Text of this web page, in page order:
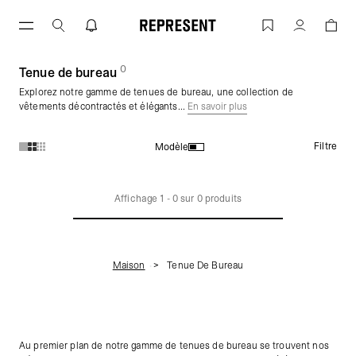
Tenue de bureau | REPRESENTCompte
Tenue de bureau(0des produits)
Explorez notre gamme de tenues de bureau, une collection de
vêtements décontractés et élégants... En savoir plus
Modèle Filtre
Affichage 1 -0sur 0produits
Maison Tenue De Bureau
Au premier plan de notre gamme de tenues de bureau se trouvent nos